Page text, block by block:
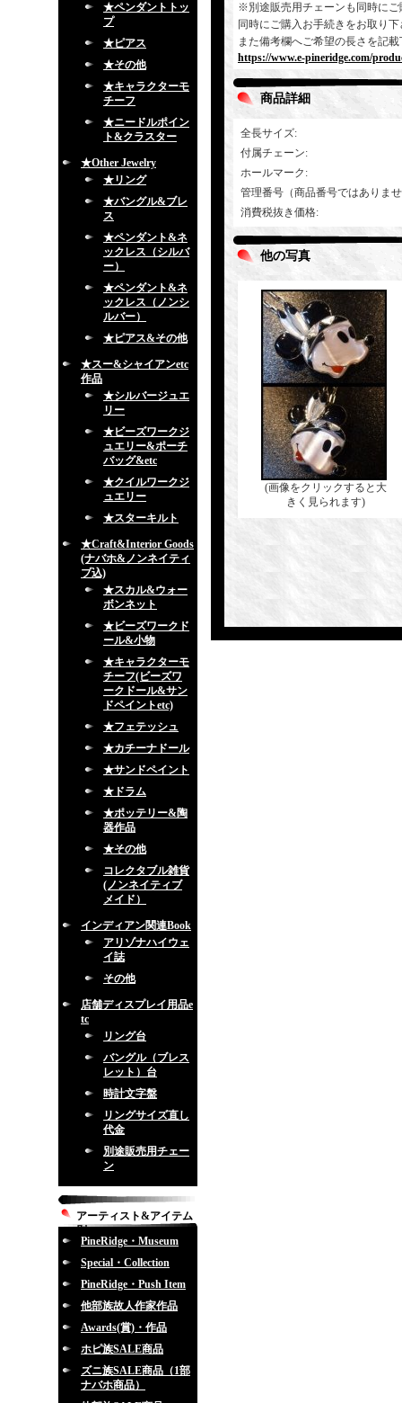
★ペンダントトッ
プ
★ピアス
★その他
★キャラクターモ
チーフ
★ニードルポイン
ト&クラスター
★Other Jewelry
★リング
★バングル&ブレ
ス
★ペンダント&ネ
ックレス（シルバ
ー）
★ペンダント&ネ
ックレス（ノンシ
ルバー）
★ピアス&その他
★スー&シャイアンetc
作品
★シルバージュエ
リー
★ビーズワークジ
ュエリー&ポーチ
バッグ&etc
★クイルワークジ
ュエリー
★スターキルト
★Craft&Interior Goods
(ナバホ&ノンネイティ
ブ込)
★スカル&ウォー
ボンネット
★ビーズワークド
ール&小物
★キャラクターモ
チーフ(ビーズワ
ークドール&サン
ドペイントetc)
★フェテッシュ
★カチーナドール
★サンドペイント
★ドラム
★ポッテリー&陶
器作品
★その他
コレクタブル雑貨
(ノンネイティブ
メイド）
インディアン関連Book
アリゾナハイウェ
イ誌
その他
店舗ディスプレイ用品e
tc
リング台
バングル（ブレス
レット）台
時計文字盤
リングサイズ直し
代金
別途販売用チェー
ン
アーティスト&アイテム
別
PineRidge・Museum
Special・Collection
PineRidge・Push Item
他部族故人作家作品
Awards(賞)・作品
ホピ族SALE商品
ズニ族SALE商品（1部
ナバホ商品）
※別途販売用チェーンも同時に
同時にご購入お手続きをお取り
また備考欄へご希望の長さを記
https://www.e-pineridge.com/
商品詳細
全長サイズ:
付属チェーン:
ホールマーク :
管理番号（商品番号ではありま
消費税抜き価格:
他の写真
(画像をクリックすると大
きく見られます)